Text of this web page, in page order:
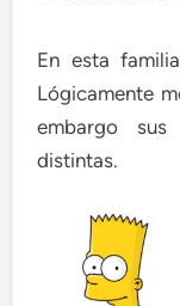
En esta
Lógicamente
embargo
distintas.